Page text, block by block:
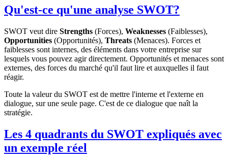
Qu'est-ce qu'une analyse SWOT?
SWOT veut dire Strengths (Forces), Weaknesses (Faiblesses),
Opportunities (Opportunités), Threats (Menaces). Forces et
faiblesses sont internes, des éléments dans votre entreprise sur
lesquels vous pouvez agir directement. Opportunités et menaces sont
externes, des forces du marché qu'il faut lire et auxquelles il faut
réagir.
Toute la valeur du SWOT est de mettre l'interne et l'externe en
dialogue, sur une seule page. C'est de ce dialogue que naît la
stratégie.
Les 4 quadrants du SWOT expliqués avec
un exemple réel